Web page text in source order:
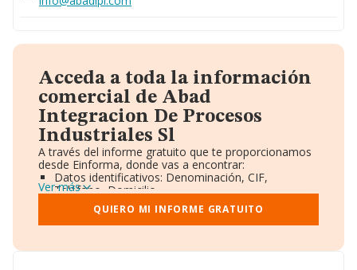
Acceda a toda la información
comercial de Abad
Integracion De Procesos
Industriales Sl
A través del informe gratuito que te proporcionamos
desde Einforma, donde vas a encontrar:
Datos identificativos: Denominación, CIF,
Teléfono, Domicilio.
Informe Mercantil Completo (BORME).
Gráficos de Evolución Ventas y Empleados.
Consejo de Administración y Administradores.
Accionistas.
Ver más
QUIERO MI INFORME GRATUITO